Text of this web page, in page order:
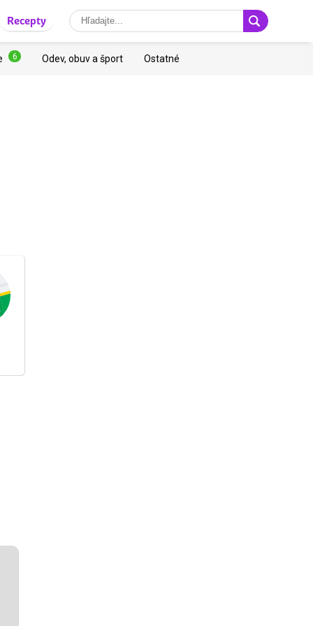
Recepty
6 Odev, obuv a šport Ostatné